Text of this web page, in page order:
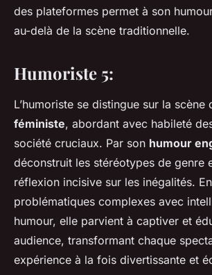
des plateformes permet à son
au-delà de la scène traditionnelle.
Humoriste 5:
L’humoriste se distingue sur la scène
féministe, abordant avec habileté
société cruciaux. Par son humour
déconstruit les stéréotypes de genre
réflexion incisive sur les inégalités.
problématiques complexes avec
humour, elle parvient à captiver et
audience, transformant chaque
expérience à la fois divertissante et